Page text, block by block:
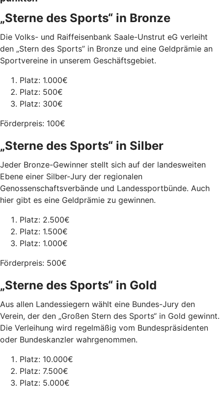
„Sterne des Sports“ in Bronze
Die Volks- und Raiffeisenbank Saale-Unstrut eG verleiht
den „Stern des Sports” in Bronze und eine Geldprämie an
Sportvereine in unserem Geschäftsgebiet.
Platz: 1.000€
Platz: 500€
Platz: 300€
Förderpreis: 100€
„Sterne des Sports“ in Silber
Jeder Bronze-Gewinner stellt sich auf der landesweiten
Ebene einer Silber-Jury der regionalen
Genossenschaftsverbände und Landessportbünde. Auch
hier gibt es eine Geldprämie zu gewinnen.
Platz: 2.500€
Platz: 1.500€
Platz: 1.000€
Förderpreis: 500€
„Sterne des Sports“ in Gold
Aus allen Landessiegern wählt eine Bundes-Jury den
Verein, der den „Großen Stern des Sports“ in Gold gewinnt.
Die Verleihung wird regelmäßig vom Bundespräsidenten
oder Bundeskanzler wahrgenommen.
Platz: 10.000€
Platz: 7.500€
Platz: 5.000€